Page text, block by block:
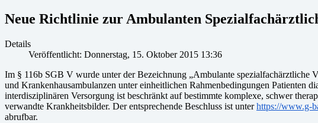
Neue Richtlinie zur Ambulanten
Details
Veröffentlicht: Donnerstag, 15. Oktober 2015 13:36
Im § 116b SGB V wurde unter der Bezeichnung „Ambulante spezialfachärztliche
und Krankenhausambulanzen unter einheitlichen Rahmenbedingungen Patienten
interdisziplinären Versorgung ist beschränkt auf bestimmte komplexe, schwer
verwandte Krankheitsbilder. Der entsprechende Beschluss ist unterhttps://www.g-
abrufbar.